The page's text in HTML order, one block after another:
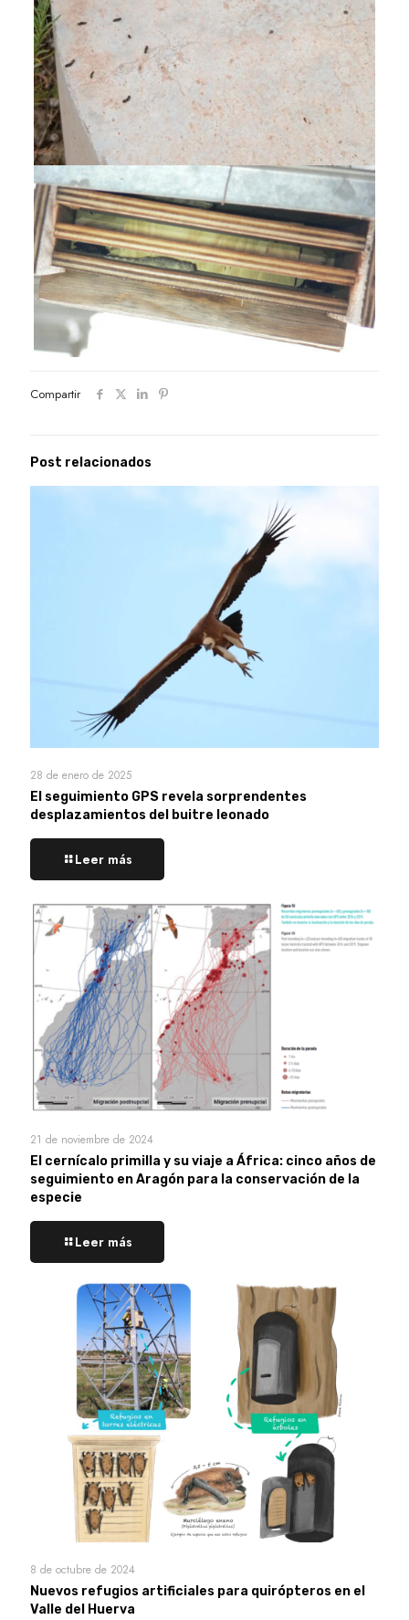
Compartir
Post relacionados
28 de enero de 2025
El seguimiento GPS revela sorprendentes
desplazamientos del buitre leonado
Leer más
21 de noviembre de 2024
El cernícalo primilla y su viaje a África: cinco años de
seguimiento en Aragón para la conservación de la
especie
Leer más
8 de octubre de 2024
Nuevos refugios artificiales para quirópteros en el
Valle del Huerva